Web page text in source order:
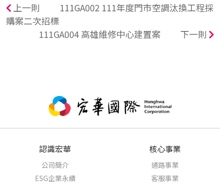
上一則
111GA002 111年度門市空調汰換工程採
購案二次招標
111GA004 高雄維修中心建置案
下一則
認識宏華
公司簡介
ESG企業永續
核心事業
通路事業
客服事業